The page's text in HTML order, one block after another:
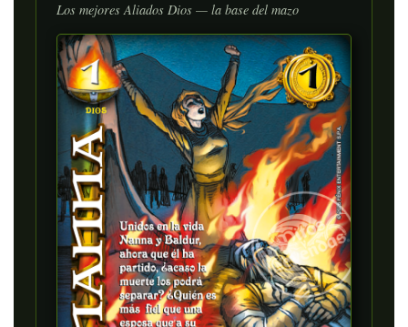
Los mejores Aliados Dios — la base del mazo